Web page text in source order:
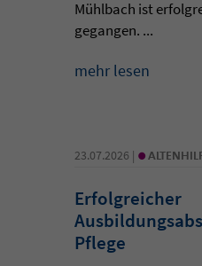
Mühlbach ist
gegangen. ...
mehr lesen
23.07.2026 | •
Erfolgreicher
Pflege